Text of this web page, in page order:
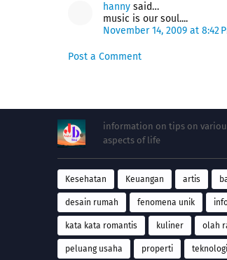
hanny said…
music is our soul....
November 14, 2009 at 8:42
Post a Comment
information on tips on
aspects of life
Kesehatan Keuangan artis
desain rumah fenomena unik
kata kata romantis kuliner olah
peluang usaha properti teknologi